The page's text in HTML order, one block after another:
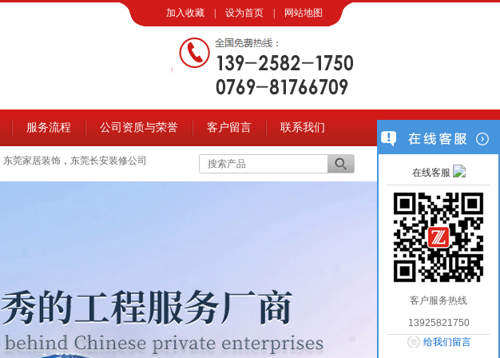
在线客服
客户服务热线
13925821750
给我们留言
加入收藏 设为首页 网站地图
服务流程 公司资质与荣誉 客户留言 联系我们
东莞家居装饰 ， 东莞长安装修公司